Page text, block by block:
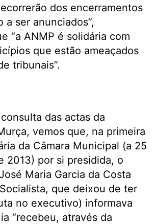
dos encerramentos
a ser anunciados”,
“a ANMP é solidária com
que estão ameaçados
tribunais”.
das actas da
vemos que, na primeira
da Câmara Municipal (a 25
2013) por si presidida, o
Maria Garcia da Costa
que deixou de ter
no executivo) informava
“recebeu, através da